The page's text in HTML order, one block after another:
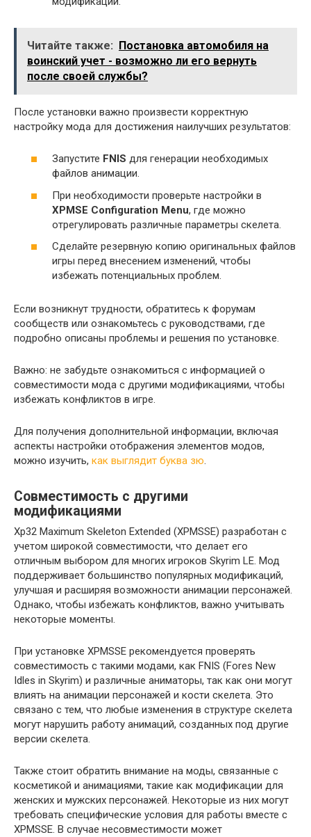
Читайте также: Постановка автомобиля на
воинский учет - возможно ли его вернуть
после своей службы?
После установки важно произвести корректную
настройку мода для достижения наилучших результатов:
Запустите FNIS для генерации необходимых
файлов анимации.
При необходимости проверьте настройки в
XPMSE Configuration Menu, где можно
отрегулировать различные параметры скелета.
Сделайте резервную копию оригинальных файлов
игры перед внесением изменений, чтобы
избежать потенциальных проблем.
Если возникнут трудности, обратитесь к форумам
сообществ или ознакомьтесь с руководствами, где
подробно описаны проблемы и решения по установке.
Важно: не забудьте ознакомиться с информацией о
совместимости мода с другими модификациями, чтобы
избежать конфликтов в игре.
Для получения дополнительной информации, включая
аспекты настройки отображения элементов модов,
можно изучить, как выглядит буква зю.
Совместимость с другими
модификациями
Xp32 Maximum Skeleton Extended (XPMSSE) разработан с
учетом широкой совместимости, что делает его
отличным выбором для многих игроков Skyrim LE. Мод
поддерживает большинство популярных модификаций,
улучшая и расширяя возможности анимации персонажей.
Однако, чтобы избежать конфликтов, важно учитывать
некоторые моменты.
При установке XPMSSE рекомендуется проверять
совместимость с такими модами, как FNIS (Fores New
Idles in Skyrim) и различные аниматоры, так как они могут
влиять на анимации персонажей и кости скелета. Это
связано с тем, что любые изменения в структуре скелета
могут нарушить работу анимаций, созданных под другие
версии скелета.
Также стоит обратить внимание на моды, связанные с
косметикой и анимациями, такие как модификации для
женских и мужских персонажей. Некоторые из них могут
требовать специфические условия для работы вместе с
XPMSSE. В случае несовместимости может